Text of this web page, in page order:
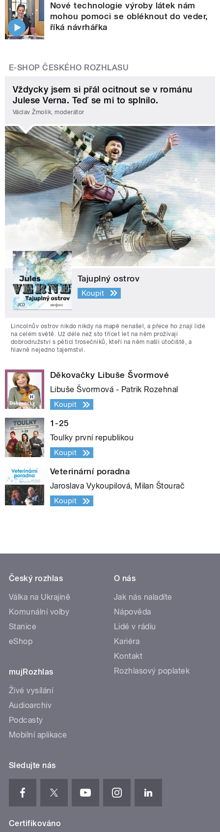
Nové technologie výroby látek nám
mohou pomoci se obléknout do veder,
říká návrhářka
E-SHOP ČESKÉHO ROZHLASU
Vždycky jsem si přál ocitnout se v románu
Julese Verna. Teď se mi to splnilo.
Václav Žmolík, moderátor
Tajuplný ostrov
Koupit
Lincolnův ostrov nikdo nikdy na mapě nenašel, a přece ho znají lidé
na celém světě. Už déle než sto třicet let na něm prožívají
dobrodružství s pěticí trosečníků, kteří na něm našli útočiště, a
hlavně nejedno tajemství.
Děkovačky Libuše Švormové
Libuše Švormová - Patrik Rozehnal
Koupit
1-25
Toulky první republikou
Koupit
Veterinární poradna
Jaroslava Vykoupilová, Milan Štourač
Koupit
Český rozhlas
Válka na Ukrajině
Komunální volby
Stanice
eShop
mujRozhlas
Živé vysílání
Audioarchiv
Podcasty
Mobilní aplikace
O nás
Jak nás naladíte
Nápověda
Lidé v rádiu
Kariéra
Kontakt
Rozhlasový poplatek
Sledujte nás
Certifikováno